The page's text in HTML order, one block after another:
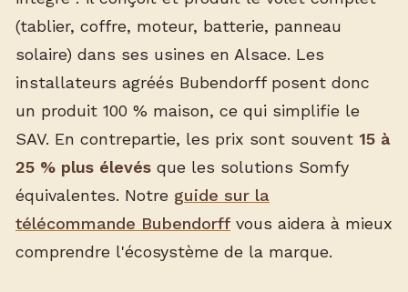
(tablier, coffre, moteur, batterie, panneau
solaire) dans ses usines en Alsace. Les
installateurs agréés Bubendorff posent donc
un produit 100 % maison, ce qui simplifie le
SAV. En contrepartie, les prix sont souvent 15 à
25 % plus élevés que les solutions Somfy
équivalentes. Notre guide sur la
télécommande Bubendorff vous aidera à mieux
comprendre l'écosystème de la marque.